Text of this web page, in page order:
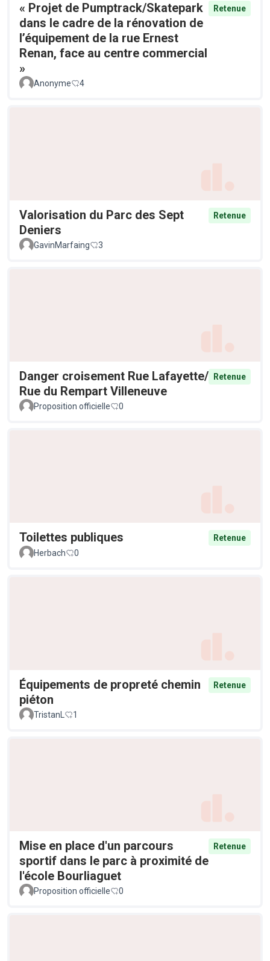
« Projet de Pumptrack/Skatepark
dans le cadre de la rénovation de
l’équipement de la rue Ernest
Renan, face au centre commercial
»
Retenue
Anonyme 4
Valorisation du Parc des Sept
Deniers
Retenue
GavinMarfaing 3
Danger croisement Rue Lafayette/
Rue du Rempart Villeneuve
Retenue
Proposition officielle 0
Toilettes publiques
Retenue
Herbach
0
Équipements de propreté chemin
piéton
Retenue
TristanL 1
Mise en place d'un parcours
sportif dans le parc à proximité de
l'école Bourliaguet
Retenue
Proposition officielle 0